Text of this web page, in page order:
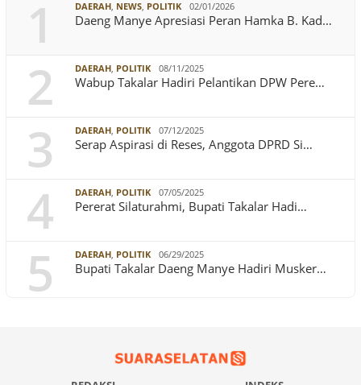
1 DAERAH, NEWS, POLITIK 02/01/2026
Daeng Manye Apresiasi Peran Hamka B. Kad…
2 DAERAH, POLITIK 08/11/2025
Wabup Takalar Hadiri Pelantikan DPW Pere…
3 DAERAH, POLITIK 07/12/2025
Serap Aspirasi di Reses, Anggota DPRD Si…
4 DAERAH, POLITIK 07/05/2025
Pererat Silaturahmi, Bupati Takalar Hadi…
5 DAERAH, POLITIK 06/29/2025
Bupati Takalar Daeng Manye Hadiri Musker…